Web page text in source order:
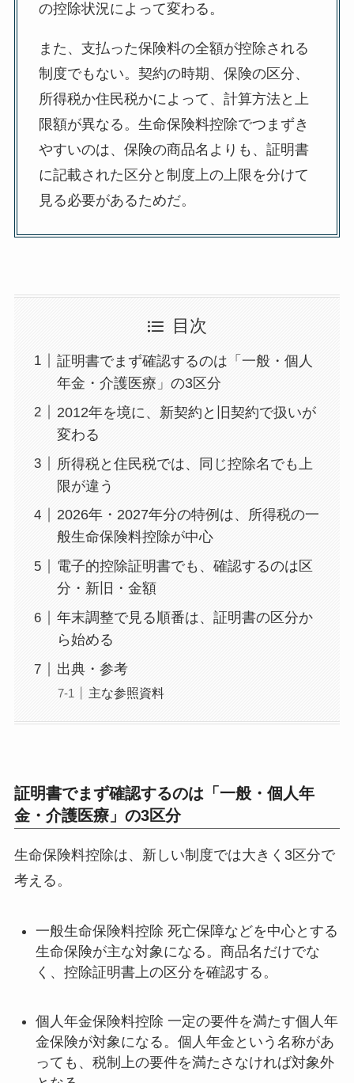
の控除状況によって変わる。
また、支払った保険料の全額が控除される
制度でもない。契約の時期、保険の区分、
所得税か住民税かによって、計算方法と上
限額が異なる。生命保険料控除でつまずき
やすいのは、保険の商品名よりも、証明書
に記載された区分と制度上の上限を分けて
見る必要があるためだ。
目次
証明書でまず確認するのは「一般・個人
年金・介護医療」の3区分
2012年を境に、新契約と旧契約で扱いが
変わる
所得税と住民税では、同じ控除名でも上
限が違う
2026年・2027年分の特例は、所得税の一
般生命保険料控除が中心
電子的控除証明書でも、確認するのは区
分・新旧・金額
年末調整で見る順番は、証明書の区分か
ら始める
出典・参考
主な参照資料
証明書でまず確認するのは「一般・個人年
金・介護医療」の3区分
生命保険料控除は、新しい制度では大きく3区分で
考える。
一般生命保険料控除 死亡保障などを中心とする
生命保険が主な対象になる。商品名だけでな
く、控除証明書上の区分を確認する。
個人年金保険料控除 一定の要件を満たす個人年
金保険が対象になる。個人年金という名称があ
っても、税制上の要件を満たさなければ対象外